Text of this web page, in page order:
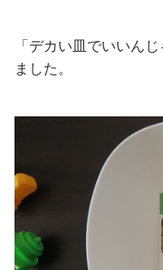
「デカい皿でいいん
ました。